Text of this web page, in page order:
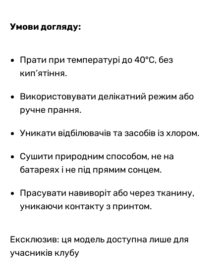
Умови догляду:
Прати при температурі до 40°C, без
кип’ятіння.
Використовувати делікатний режим або
ручне прання.
Уникати відбілювачів та засобів із хлором.
Сушити природним способом, не на
батареях і не під прямим сонцем.
Прасувати навиворіт або через тканину,
уникаючи контакту з принтом.
Ексклюзив: ця модель доступна лише для
учасників клубу